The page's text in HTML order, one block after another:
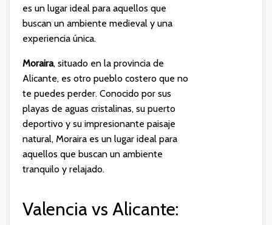
es un lugar ideal para aquellos que
buscan un ambiente medieval y una
experiencia única.
Moraira, situado en la provincia de
Alicante, es otro pueblo costero que no
te puedes perder. Conocido por sus
playas de aguas cristalinas, su puerto
deportivo y su impresionante paisaje
natural, Moraira es un lugar ideal para
aquellos que buscan un ambiente
tranquilo y relajado.
Valencia vs Alicante: